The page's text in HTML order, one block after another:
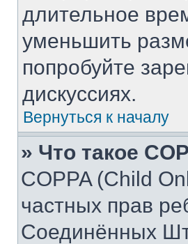
длительное
уменьшить
попробуйте
дискуссиях.
Вернуться к началу
» Что такое
COPPA (Child
частных прав
Соединённых